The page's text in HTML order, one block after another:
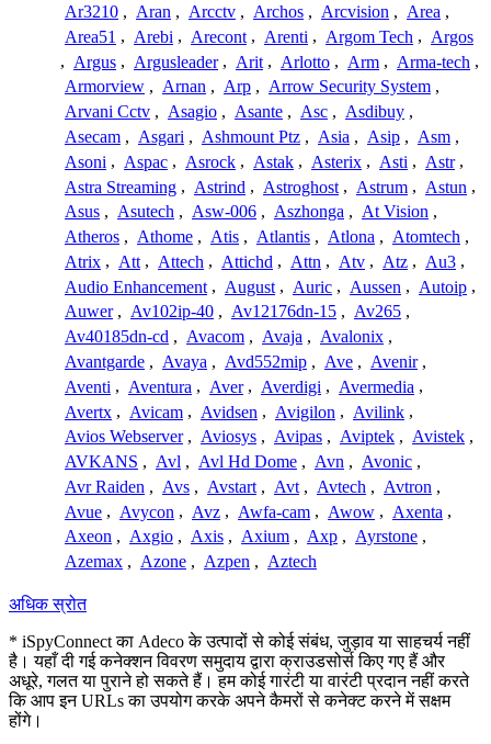
Ar3210 , Aran , Arcctv , Archos , Arcvision , Area ,
Area51 , Arebi , Arecont , Arenti , Argom Tech , Argos
, Argus , Argusleader , Arit , Arlotto , Arm , Arma-tech ,
Armorview , Arnan , Arp , Arrow Security System ,
Arvani Cctv , Asagio , Asante , Asc , Asdibuy ,
Asecam , Asgari , Ashmount Ptz , Asia , Asip , Asm ,
Asoni , Aspac , Asrock , Astak , Asterix , Asti , Astr ,
Astra Streaming , Astrind , Astroghost , Astrum , Astun ,
Asus , Asutech , Asw-006 , Aszhonga , At Vision ,
Atheros , Athome , Atis , Atlantis , Atlona , Atomtech ,
Atrix , Att , Attech , Attichd , Attn , Atv , Atz , Au3 ,
Audio Enhancement , August , Auric , Aussen , Autoip ,
Auwer , Av102ip-40 , Av12176dn-15 , Av265 ,
Av40185dn-cd , Avacom , Avaja , Avalonix ,
Avantgarde , Avaya , Avd552mip , Ave , Avenir ,
Aventi , Aventura , Aver , Averdigi , Avermedia ,
Avertx , Avicam , Avidsen , Avigilon , Avilink ,
Avios Webserver , Aviosys , Avipas , Aviptek , Avistek ,
AVKANS , Avl , Avl Hd Dome , Avn , Avonic ,
Avr Raiden , Avs , Avstart , Avt , Avtech , Avtron ,
Avue , Avycon , Avz , Awfa-cam , Awow , Axenta ,
Axeon , Axgio , Axis , Axium , Axp , Ayrstone ,
Azemax , Azone , Azpen , Aztech
अधिक स्रोत
* iSpyConnect का Adeco के उत्पादों से कोई संबंध, जुड़ाव या साहचर्य नहीं
है। यहाँ दी गई कनेक्शन विवरण समुदाय द्वारा क्राउडसोर्स किए गए हैं और
अधूरे, गलत या पुराने हो सकते हैं। हम कोई गारंटी या वारंटी प्रदान नहीं करते
कि आप इन URLs का उपयोग करके अपने कैमरों से कनेक्ट करने में सक्षम
होंगे।